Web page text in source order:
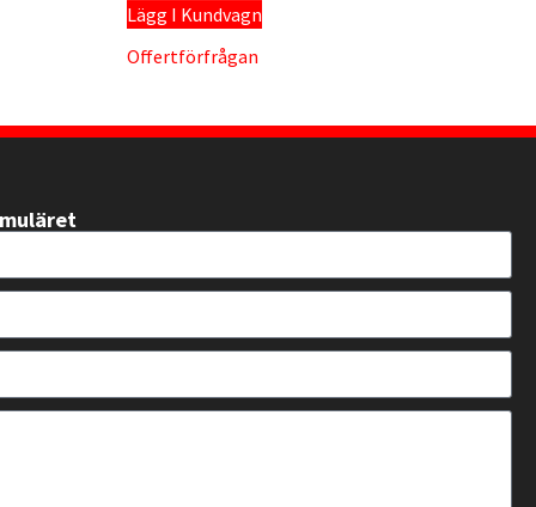
Lägg I Kundvagn
Offertförfrågan